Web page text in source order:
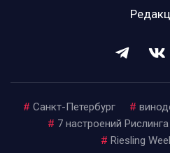
# Санкт-Петербург #
# 7 настроений Рислинга
# Riesling